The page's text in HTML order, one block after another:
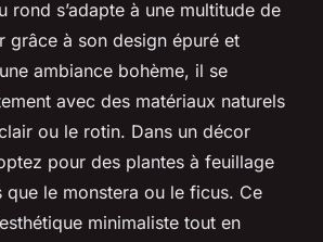
rond s’adapte à une multitude de
grâce à son design épuré et
ambiance bohème, il se
avec des matériaux naturels
ou le rotin. Dans un décor
pour des plantes à feuillage
que le monstera ou le ficus. Ce
minimaliste tout en